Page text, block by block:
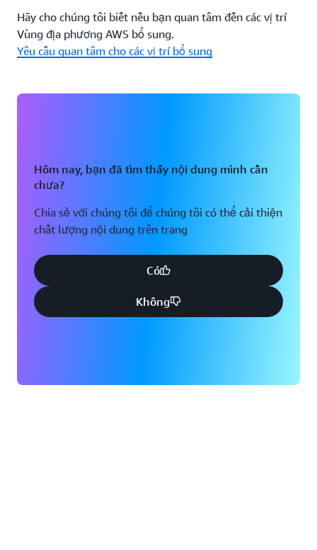
Hãy cho chúng tôi biết nếu bạn quan tâm đến các vị trí
Vùng địa phương AWS bổ sung.
Yêu cầu quan tâm cho các vị trí bổ sung
Hôm nay, bạn đã tìm thấy nội dung mình cần
chưa?
Chia sẻ với chúng tôi để chúng tôi có thể cải thiện
chất lượng nội dung trên trang
Có
Không